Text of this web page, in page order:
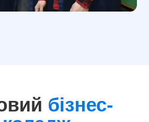
бізнес-